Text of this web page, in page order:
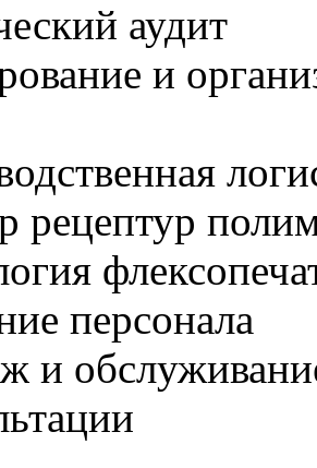
аудит
и
рецептур
персонала
и